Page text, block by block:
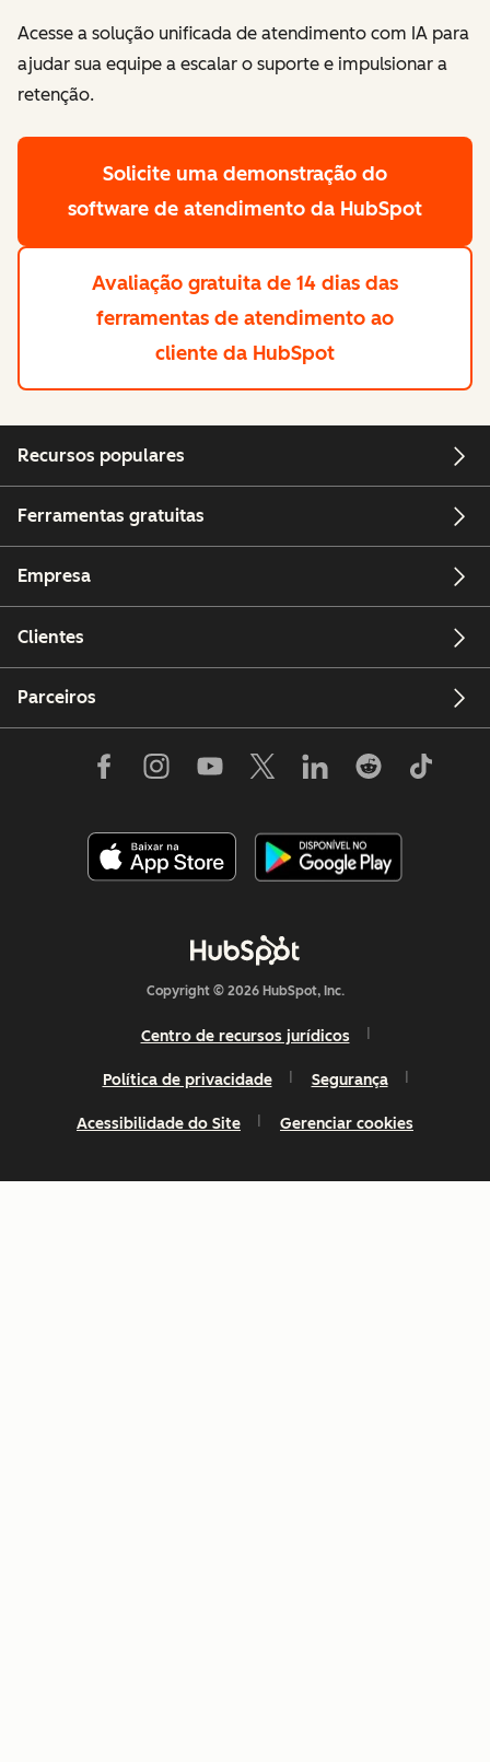
Acesse a solução unificada de atendimento com IA para
ajudar sua equipe a escalar o suporte e impulsionar a
retenção.
Solicite uma demonstração do
software de atendimento da HubSpot
Avaliação gratuita de 14 dias das
ferramentas de atendimento ao
cliente da HubSpot
Recursos populares
Ferramentas gratuitas
Empresa
Clientes
Parceiros
Copyright © 2026 HubSpot, Inc.
Centro de recursos jurídicos
Política de privacidade Segurança
Acessibilidade do Site Gerenciar cookies